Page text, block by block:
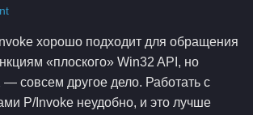
хорошо подходит для обращения
«плоского» Win32 API, но
— совсем другое дело. Работать с
P/Invoke неудобно, и это лучше